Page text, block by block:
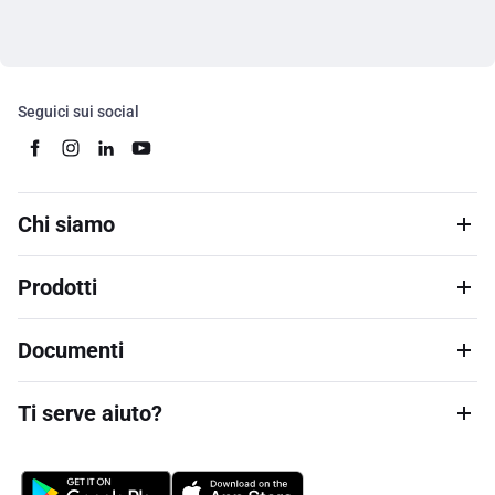
Seguici sui social
Chi siamo
Prodotti
Documenti
Ti serve aiuto?